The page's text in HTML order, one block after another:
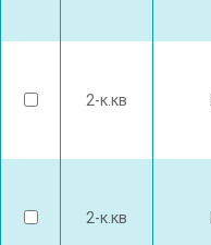
2-к.кв
2-к.кв